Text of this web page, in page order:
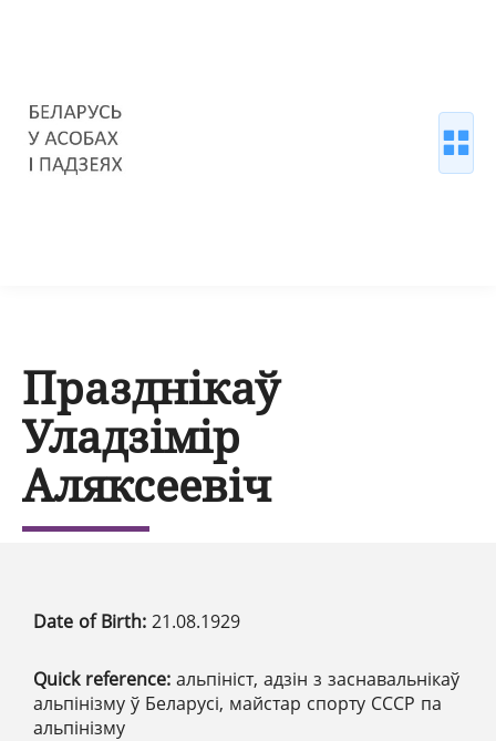
Празднікаў
Уладзімір
Аляксеевіч
Date of Birth: 21.08.1929
Quick reference: альпініст, адзін з заснавальнікаў
альпінізму ў Беларусі, майстар спорту СССР па
альпінізму